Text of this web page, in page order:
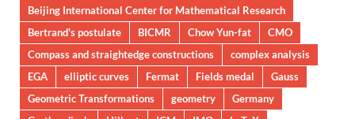
Beijing International Center for Mathematical Research
Bertrand's postulate
BICMR Chow Yun-fat
CMO
Compass and straightedge constructions
complex analysis
EGA
elliptic curves Fermat Fields medal
Gauss
Geometric Transformations
geometry
Germany